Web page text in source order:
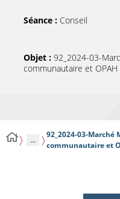
Séance : Conseil
Objet : 92_2024-03-
communautaire et
...
92_2024-03-
communautaire et